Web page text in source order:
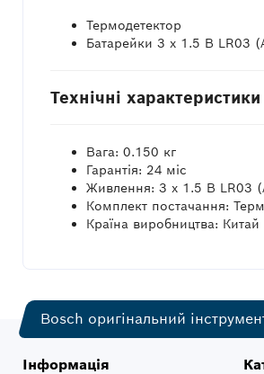
Термодетектор
Батарейки 3 x 1.5 В LR03
Технічні характеристики
Вага: 0.150 кг
Гарантія: 24 міс
Живлення: 3 x 1.5 В LR03
Комплект постачання:
Країна виробництва: Китай
Bosch оригінальний
Інформація